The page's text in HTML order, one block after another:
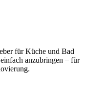
für Küche und Bad
anzubringen – für